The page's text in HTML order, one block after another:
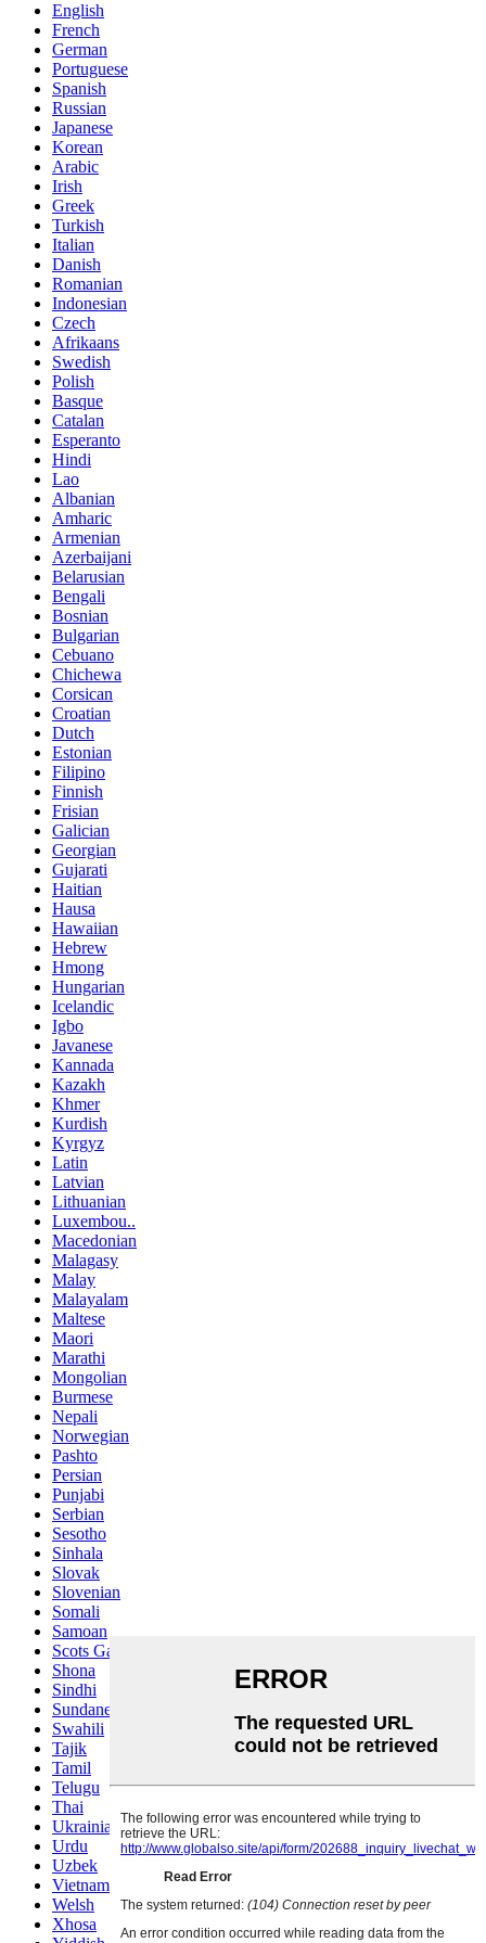
English
French
German
Portuguese
Spanish
Russian
Japanese
Korean
Arabic
Irish
Greek
Turkish
Italian
Danish
Romanian
Indonesian
Czech
Afrikaans
Swedish
Polish
Basque
Catalan
Esperanto
Hindi
Lao
Albanian
Amharic
Armenian
Azerbaijani
Belarusian
Bengali
Bosnian
Bulgarian
Cebuano
Chichewa
Corsican
Croatian
Dutch
Estonian
Filipino
Finnish
Frisian
Galician
Georgian
Gujarati
Haitian
Hausa
Hawaiian
Hebrew
Hmong
Hungarian
Icelandic
Igbo
Javanese
Kannada
Kazakh
Khmer
Kurdish
Kyrgyz
Latin
Latvian
Lithuanian
Luxembou..
Macedonian
Malagasy
Malay
Malayalam
Maltese
Maori
Marathi
Mongolian
Burmese
Nepali
Norwegian
Pashto
Persian
Punjabi
Serbian
Sesotho
Sinhala
Slovak
Slovenian
Somali
Samoan
Scots Gaelic
Shona
Sindhi
Sundanese
Swahili
Tajik
Tamil
Telugu
Thai
Ukrainian
Urdu
Uzbek
Vietnamese
Welsh
Xhosa